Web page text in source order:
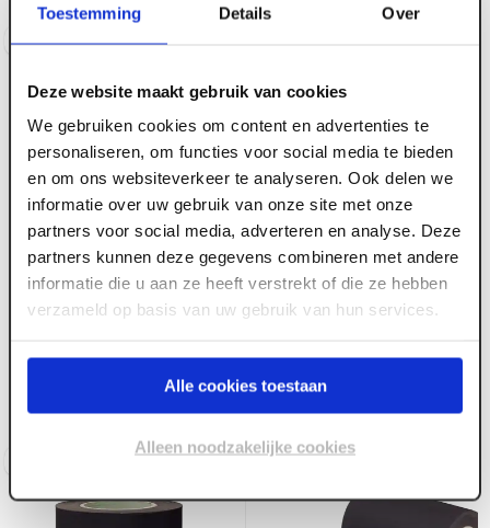
Toestemming Details Over
Deze website maakt gebruik van cookies
We gebruiken cookies om content en advertenties te
personaliseren, om functies voor social media te bieden
en om ons websiteverkeer te analyseren. Ook delen we
informatie over uw gebruik van onze site met onze
partners voor social media, adverteren en analyse. Deze
partners kunnen deze gegevens combineren met andere
informatie die u aan ze heeft verstrekt of die ze hebben
verzameld op basis van uw gebruik van hun services.
Alle cookies toestaan
Alleen noodzakelijke cookies
Log in voor prijzen
ART004601
300 mm breed x 0,5
Log in voor prijzen
ART004602
PANDSER® EPDM-folie
400 mm breed x 0,5
mm, rol 20 m¹
Voorraad:
Log in voor prijzen